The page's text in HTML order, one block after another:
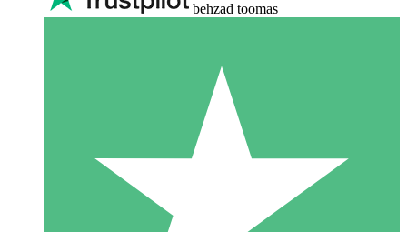
behzad toomas